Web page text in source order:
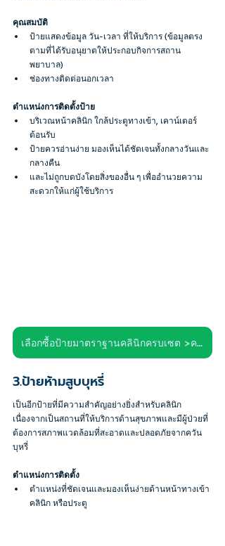
คุณสมบัติ
ป้ายแสดงข้อมูล วัน-เวลา ที่ให้บริการ (ข้อมูลตรง
ตามที่ได้รับอนุยาตให้ประกอบกิจการสถาน
พยาบาล)
ช่องทางติดต่อนอกเวลา
ตำแหน่งการติดตั้งป้าย
บริเวณหน้าคลินิก ใกล้ประตูทางเข้า, เคาน์เตอร์
ต้อนรับ
ป้ายควรอ่านง่าย มองเห็นได้ชัดเจนทั้งกลางวันและ
กลางคืน
และไม่ถูกบดบังโดยสิ่งของอื่น ๆ เพื่ออำนวยความ
สะดวกให้แก่ผู้ใช้บริการ
เลือกซื้อป้ายมาตราฐานคลินิกครบเซต >คลิก<
3.ป้ายห้ามสูบบุหรี่
เป็นอีกป้ายที่มีความสำคัญอย่างยิ่งสำหรับคลินิก
เนื่องจากเป็นสถานที่ให้บริการด้านสุขภาพและมีผู้ป่วยที่
ต้องการสภาพแวดล้อมที่สะอาดและปลอดภัยจากควัน
บุหรี่
ตำแหน่งการติดตั้ง
ตำแหน่งที่ชัดเจนและมองเห็นง่ายด้านหน้าทางเข้า
คลินิก หรือประตู